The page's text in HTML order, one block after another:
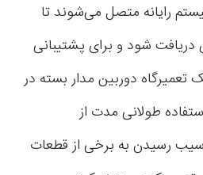
رایانه متصل می‌شوند تا
شود و برای پشتیبانی
تعمیرگاه دوربین مدار بسته در
طولانی مدت از
رسیدن به برخی از قطعات